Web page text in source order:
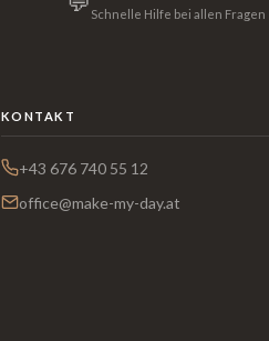
Schnelle Hilfe bei allen Fragen
KONTAKT
+43 676 740 55 12
office@make-my-day.at